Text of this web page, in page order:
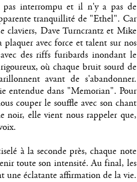
interrompu et il n'y a pas de
tranquillité de "Ethel". Car
claviers, Dave Turncrantz et Mike
avec force et talent sur nos
des riffs furibards inondant le
où chaque bruit sourd de
avant de s'abandonner.
entendue dans "Memorian". Pour
couper le souffle avec son chant
noir, elle vient nous rappeler que,
à la seconde près, chaque note
toute son intensité. Au final, les
une éclatante affirmation de la vie.